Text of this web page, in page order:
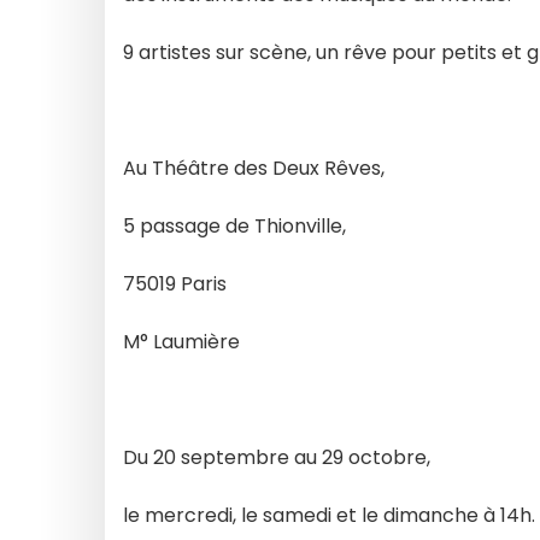
9 artistes sur scène, un rêve pour petits et
Au Théâtre des Deux Rêves,
5 passage de Thionville,
75019 Paris
M° Laumière
Du 20 septembre au 29 octobre,
le mercredi, le samedi et le dimanche à 14h.